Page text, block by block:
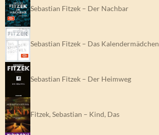
Sebastian Fitzek – Der Nachbar
Sebastian Fitzek – Das Kalendermädchen
Sebastian Fitzek – Der Heimweg
Fitzek, Sebastian – Kind, Das